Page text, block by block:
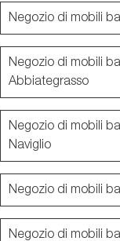
Negozio di mobili
Negozio di mobili
Abbiategrasso
Negozio di mobili
Naviglio
Negozio di mobili
Negozio di mobili